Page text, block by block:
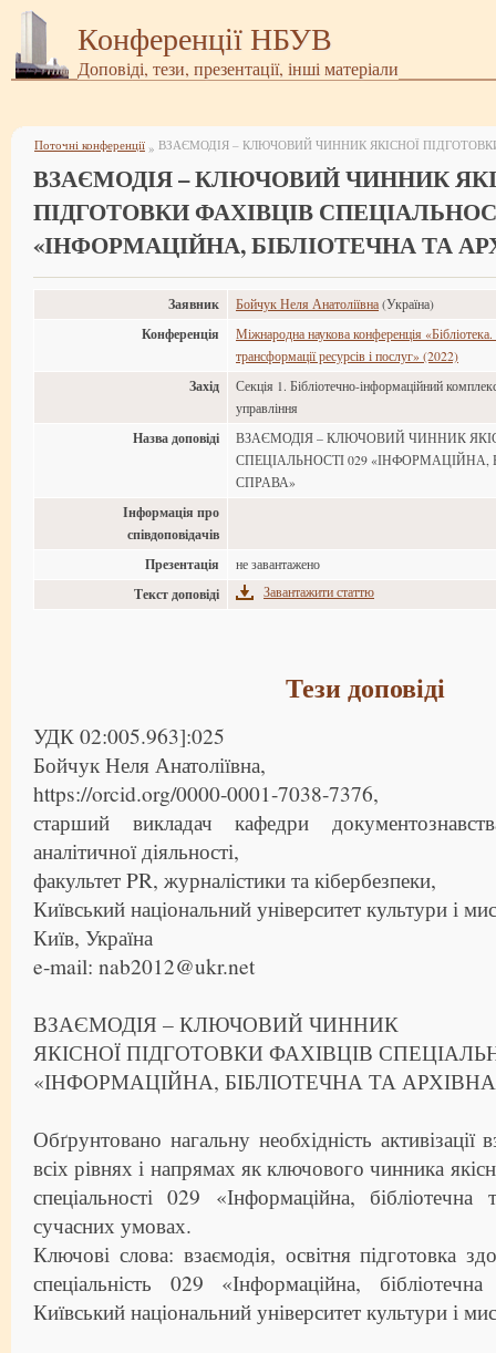
Конференції НБУВ
Доповіді, тези, презентації, інші матеріали
Поточні конференції »
ВЗАЄМОДІЯ – КЛЮЧОВИЙ ЧИННИК
ПІДГОТОВКИ ФАХІВЦІВ
«ІНФОРМАЦІЙНА, БІБЛІОТЕЧНА ТА
Заявник Бойчук Неля Анатоліївна (Україна)
Конференція
Міжнародна наукова конференція
трансформації ресурсів і послуг» (2022)
Захід
Секція 1. Бібліотечно-інформаційний
управління
Назва доповіді
ВЗАЄМОДІЯ – КЛЮЧОВИЙ ЧИННИК
СПЕЦІАЛЬНОСТІ 029 «ІНФОРМАЦІЙНА,
СПРАВА»
Інформація про
співдоповідачів
Презентація
не завантажено
Текст доповіді Завантажити статтю
Тези доповіді
УДК 02:005.963]:025
Бойчук Неля Анатоліївна,
https://orcid.org/0000-0001-7038-7376,
старший викладач кафедри
аналітичної діяльності,
факультет PR, журналістики та кібербезпеки,
Київський національний університет культури і
Київ, Україна
e-mail: nab2012@ukr.net
ВЗАЄМОДІЯ – КЛЮЧОВИЙ ЧИННИК
ЯКІСНОЇ ПІДГОТОВКИ ФАХІВЦІВ
«ІНФОРМАЦІЙНА, БІБЛІОТЕЧНА ТА
Обґрунтовано нагальну необхідність активізації
всіх рівнях і напрямах як ключового чинника
спеціальності 029 «Інформаційна,
сучасних умовах.
Ключові слова: взаємодія, освітня підготовка
спеціальність 029 «Інформаційна,
Київський національний університет культури і